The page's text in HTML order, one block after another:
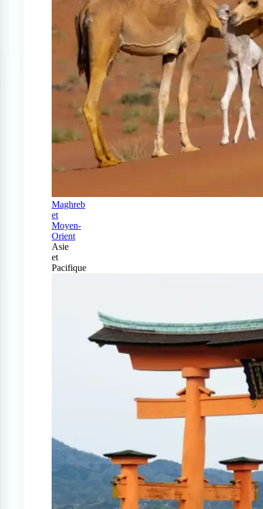
Maghreb
et
Moyen-
Orient
Asie
et
Pacifique